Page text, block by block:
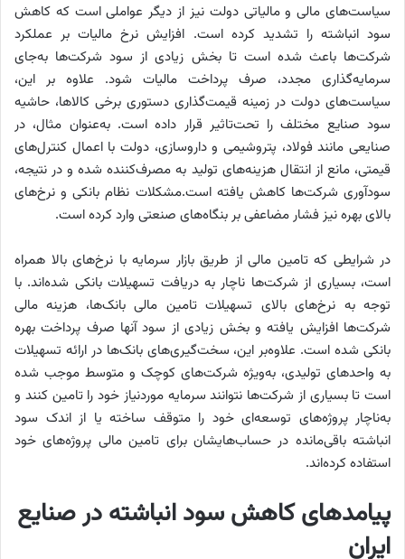
سیاست‌‌‌های مالی و مالیاتی دولت نیز از دیگر عواملی است که کاهش
سود انباشته را تشدید کرده است. افزایش نرخ مالیات بر عملکرد
شرکت‌ها باعث شده است تا بخش زیادی از سود شرکت‌ها به‌‌‌جای
سرمایه‌گذاری مجدد، صرف پرداخت مالیات شود. علاوه بر این،
سیاست‌‌‌های دولت در زمینه قیمت‌گذاری دستوری برخی کالاها، حاشیه
سود صنایع مختلف را تحت‌تاثیر قرار داده است. به‌‌‌عنوان مثال، در
صنایعی مانند فولاد، پتروشیمی و داروسازی، دولت با اعمال کنترل‌‌‌های
قیمتی، مانع از انتقال هزینه‌‌‌های تولید به مصرف‌کننده شده و در نتیجه،
سودآوری شرکت‌ها کاهش یافته است.مشکلات نظام بانکی و نرخ‌های
بالای بهره نیز فشار مضاعفی بر بنگاه‌‌‌های صنعتی وارد کرده است.
در شرایطی که تامین مالی از طریق بازار سرمایه با نرخ‌های بالا همراه
است، بسیاری از شرکت‌ها ناچار به دریافت تسهیلات بانکی شده‌‌‌اند. با
توجه به نرخ‌های بالای تسهیلات تامین مالی بانک‌ها، هزینه مالی
شرکت‌ها افزایش یافته و بخش زیادی از سود آنها صرف پرداخت بهره
بانکی شده است. علاوه‌بر این، سخت‌‌‌گیری‌‌‌های بانک‌ها در ارائه تسهیلات
به واحدهای تولیدی، به‌ویژه شرکت‌های کوچک و متوسط موجب شده
است تا بسیاری از شرکت‌ها نتوانند سرمایه موردنیاز خود را تامین کنند و
به‌‌‌ناچار پروژه‌‌‌های توسعه‌‌‌ای خود را متوقف ساخته یا از اندک سود
انباشته باقی‌مانده در حساب‌‌‌هایشان برای تامین مالی پروژه‌‌‌های خود
استفاده کرده‌اند.
پیامدهای کاهش سود انباشته در صنایع
ایران